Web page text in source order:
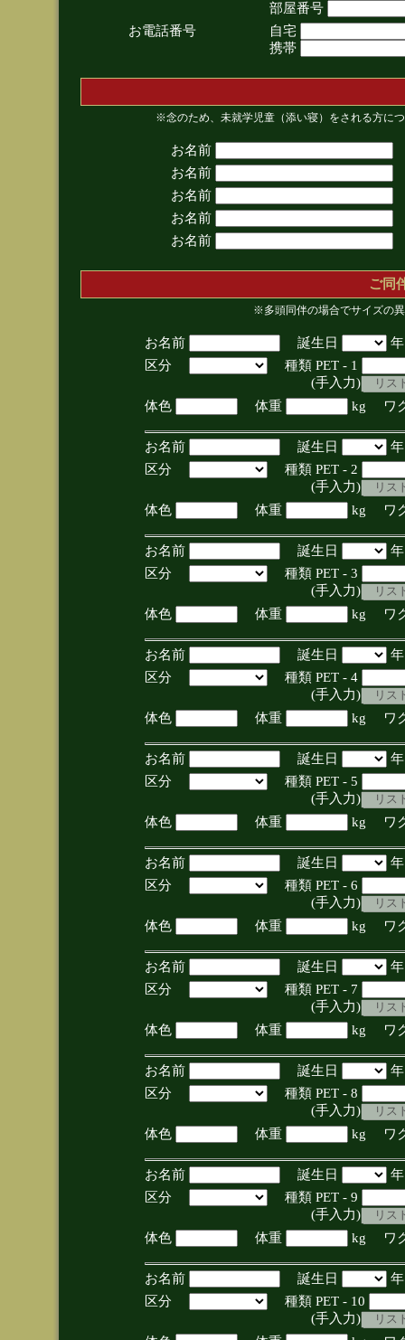
部屋番号
お電話番号
自宅
携帯
※念のため、未就学児童（添い寝）をされる方に
お名前
お名前
お名前
お名前
お名前
ご同
※多頭同伴の場合でサイズの
お名前 誕生日
区分
種類 PET - 1
(手入力)
体色
体重 kg ワ
お名前 誕生日
区分
種類 PET - 2
(手入力)
体色
体重 kg ワ
お名前 誕生日
区分
種類 PET - 3
(手入力)
体色
体重 kg ワ
お名前 誕生日
区分
種類 PET - 4
(手入力)
体色
体重 kg ワ
お名前 誕生日
区分
種類 PET - 5
(手入力)
体色
体重 kg ワ
お名前 誕生日
区分
種類 PET - 6
(手入力)
体色
体重 kg ワ
お名前 誕生日
区分
種類 PET - 7
(手入力)
体色
体重 kg ワ
お名前 誕生日
区分
種類 PET - 8
(手入力)
体色
体重 kg ワ
お名前 誕生日
区分
種類 PET - 9
(手入力)
体色
体重 kg ワ
お名前 誕生日
区分
種類 PET - 10
(手入力)